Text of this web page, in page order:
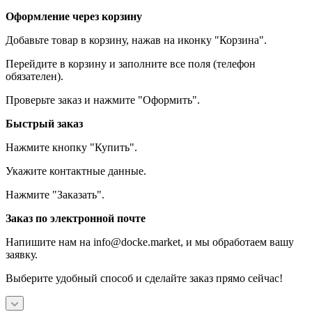
Оформление через корзину
Добавьте товар в корзину, нажав на иконку "Корзина".
Перейдите в корзину и заполните все поля (телефон
обязателен).
Проверьте заказ и нажмите "Оформить".
Быстрый заказ
Нажмите кнопку "Купить".
Укажите контактные данные.
Нажмите "Заказать".
Заказ по электронной почте
Напишите нам на info@docke.market, и мы обработаем вашу
заявку.
Выберите удобный способ и сделайте заказ прямо сейчас!